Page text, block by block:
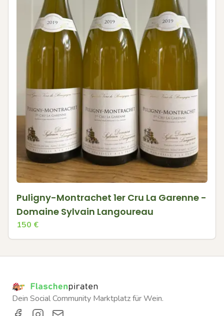
Puligny-Montrachet 1er Cru La Garenne -
Domaine Sylvain Langoureau
150 €
Dein Social Community Marktplatz für Wein.